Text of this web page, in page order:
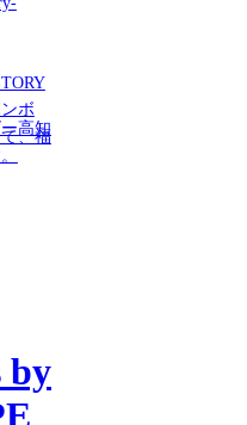
ボ
高知
、福